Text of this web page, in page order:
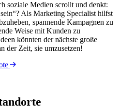
soziale Medien scrollt und denkt:
Als Marketing Specialist hilfst
spannende Kampagnen zu
Weise mit Kunden zu
könnten der nächste große
der Zeit, sie umzusetzen!